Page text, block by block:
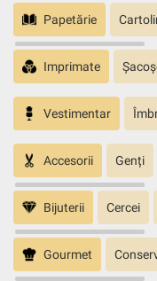
Papetărie
Imprimate
Vestimentar
Accesorii Genți
Bijuterii Cercei
Gourmet